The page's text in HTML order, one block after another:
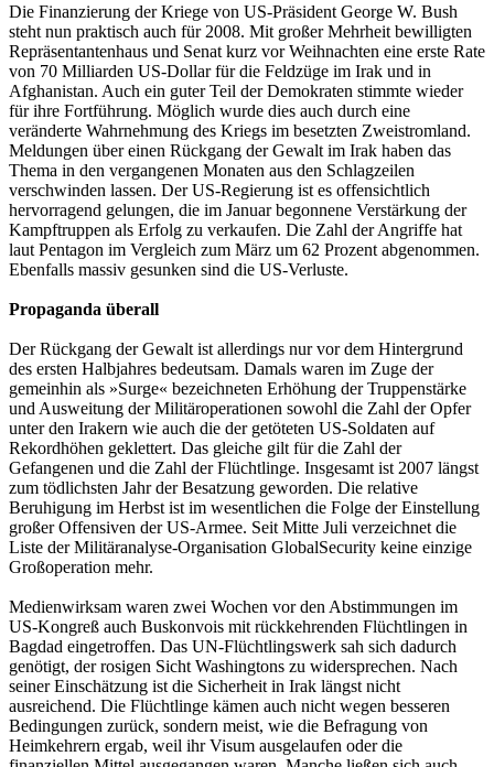
Die Finanzierung der Kriege von US-Präsident George W. Bush
steht nun praktisch auch für 2008. Mit großer Mehrheit bewilligten
Repräsentantenhaus und Senat kurz vor Weihnachten eine erste Rate
von 70 Milliarden US-Dollar für die Feldzüge im Irak und in
Afghanistan. Auch ein guter Teil der Demokraten stimmte wieder
für ihre Fortführung. Möglich wurde dies auch durch eine
veränderte Wahrnehmung des Kriegs im besetzten Zweistromland.
Meldungen über einen Rückgang der Gewalt im Irak haben das
Thema in den vergangenen Monaten aus den Schlagzeilen
verschwinden lassen. Der US-Regierung ist es offensichtlich
hervorragend gelungen, die im Januar begonnene Verstärkung der
Kampftruppen als Erfolg zu verkaufen. Die Zahl der Angriffe hat
laut Pentagon im Vergleich zum März um 62 Prozent abgenommen.
Ebenfalls massiv gesunken sind die US-Verluste.
Propaganda überall
Der Rückgang der Gewalt ist allerdings nur vor dem Hintergrund
des ersten Halbjahres bedeutsam. Damals waren im Zuge der
gemeinhin als »Surge« bezeichneten Erhöhung der Truppenstärke
und Ausweitung der Militäroperationen sowohl die Zahl der Opfer
unter den Irakern wie auch die der getöteten US-Soldaten auf
Rekordhöhen geklettert. Das gleiche gilt für die Zahl der
Gefangenen und die Zahl der Flüchtlinge. Insgesamt ist 2007 längst
zum tödlichsten Jahr der Besatzung geworden. Die relative
Beruhigung im Herbst ist im wesentlichen die Folge der Einstellung
großer Offensiven der US-Armee. Seit Mitte Juli verzeichnet die
Liste der Militäranalyse-Organisation GlobalSecurity keine einzige
Großoperation mehr.
Medienwirksam waren zwei Wochen vor den Abstimmungen im
US-Kongreß auch Buskonvois mit rückkehrenden Flüchtlingen in
Bagdad eingetroffen. Das UN-Flüchtlingswerk sah sich dadurch
genötigt, der rosigen Sicht Washingtons zu widersprechen. Nach
seiner Einschätzung ist die Sicherheit in Irak längst nicht
ausreichend. Die Flüchtlinge kämen auch nicht wegen besseren
Bedingungen zurück, sondern meist, wie die Befragung von
Heimkehrern ergab, weil ihr Visum ausgelaufen oder die